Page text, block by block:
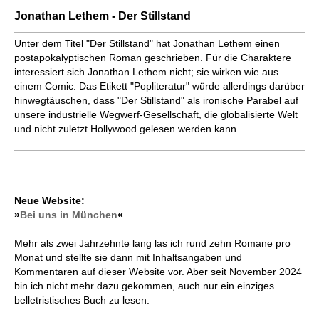
Jonathan Lethem - Der Stillstand
Unter dem Titel "Der Stillstand" hat Jonathan Lethem einen
postapokalyptischen Roman geschrieben. Für die Charaktere
interessiert sich Jonathan Lethem nicht; sie wirken wie aus
einem Comic. Das Etikett "Popliteratur" würde allerdings darüber
hinwegtäuschen, dass "Der Stillstand" als ironische Parabel auf
unsere industrielle Wegwerf-Gesellschaft, die globalisierte Welt
und nicht zuletzt Hollywood gelesen werden kann.
Neue Website:
»Bei uns in München«
Mehr als zwei Jahrzehnte lang las ich rund zehn Romane pro
Monat und stellte sie dann mit Inhaltsangaben und
Kommentaren auf dieser Website vor. Aber seit November 2024
bin ich nicht mehr dazu gekommen, auch nur ein einziges
belletristisches Buch zu lesen.